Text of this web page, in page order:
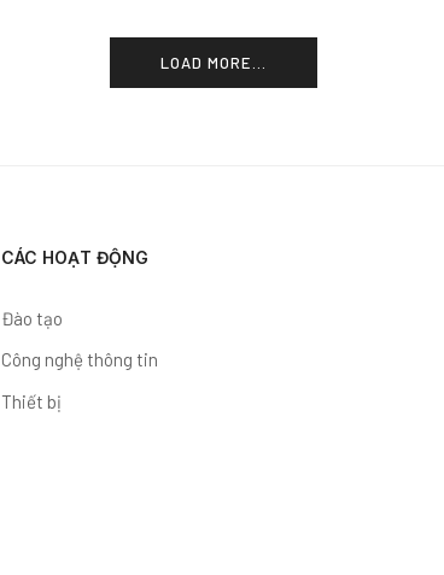
LOAD MORE...
CÁC HOẠT ĐỘNG
Đào tạo
Công nghệ thông tin
Thiết bị